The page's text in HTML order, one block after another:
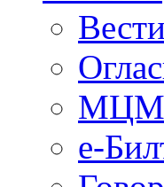
Вести
е-